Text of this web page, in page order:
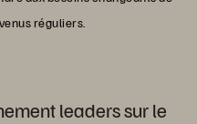
réguliers.
leaders sur le